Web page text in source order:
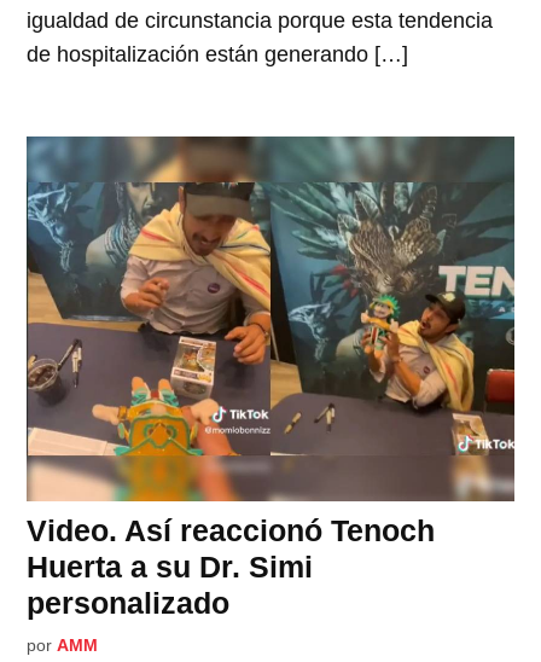
igualdad de circunstancia porque esta tendencia
de hospitalización están generando […]
Video. Así reaccionó Tenoch
Huerta a su Dr. Simi
personalizado
por AMM